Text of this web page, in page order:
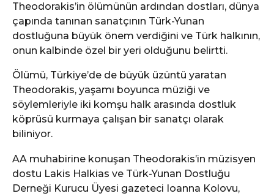
Theodorakis’in ölümünün ardından dostları, dünya
çapında tanınan sanatçının Türk-Yunan
dostluğuna büyük önem verdiğini ve Türk halkının,
onun kalbinde özel bir yeri olduğunu belirtti.
Ölümü, Türkiye’de de büyük üzüntü yaratan
Theodorakis, yaşamı boyunca müziği ve
söylemleriyle iki komşu halk arasında dostluk
köprüsü kurmaya çalışan bir sanatçı olarak
biliniyor.
AA muhabirine konuşan Theodorakis’in müzisyen
dostu Lakis Halkias ve Türk-Yunan Dostluğu
Derneği Kurucu Üyesi gazeteci Ioanna Kolovu,